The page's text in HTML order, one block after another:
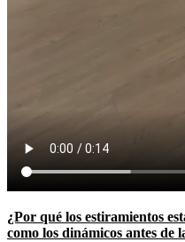
¿Por qué los estiramientos
como los dinámicos antes de